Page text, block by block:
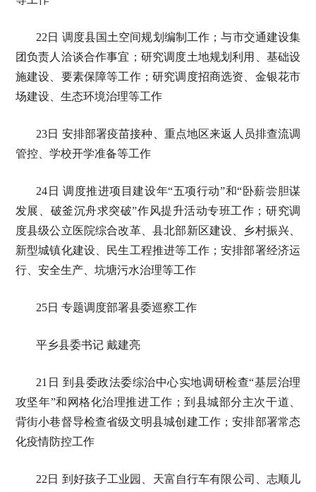
22日 调度县国土空间规划编制工作；与市交通建设集
团负责人洽谈合作事宜；研究调度土地规划利用、基础设
施建设、要素保障等工作；研究调度招商选资、金银花市
场建设、生态环境治理等工作
23日 安排部署疫苗接种、重点地区来返人员排查流调
管控、学校开学准备等工作
24日 调度推进项目建设年“五项行动”和“卧薪尝胆谋
发展、破釜沉舟求突破”作风提升活动专班工作；研究调
度县级公立医院综合改革、县北部新区建设、乡村振兴、
新型城镇化建设、民生工程推进等工作；安排部署经济运
行、安全生产、坑塘污水治理等工作
25日 专题调度部署县委巡察工作
平乡县委书记 戴建亮
21日 到县委政法委综治中心实地调研检查“基层治理
攻坚年”和网格化治理推进工作；到县城部分主次干道、
背街小巷督导检查省级文明县城创建工作；安排部署常态
化疫情防控工作
22日 到好孩子工业园、天富自行车有限公司、志顺儿